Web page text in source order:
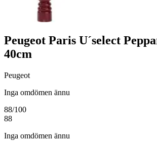
Peugeot Paris U´select
40cm
Peugeot
Inga omdömen ännu
88/100
88
Inga omdömen ännu